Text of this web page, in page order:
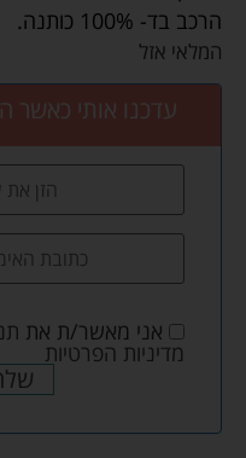
הרכב בד- 100% כותנה.
המלאי אזל
עדכנו אותי כאשר
אני מאשר/ת את
מדיניות הפרטיות